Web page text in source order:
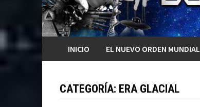
INICIO EL NUEVO ORDEN MUNDIAL
CATEGORÍA: ERA GLACIAL